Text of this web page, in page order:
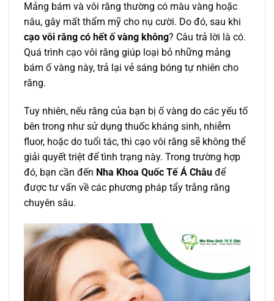
Mảng bám và vôi răng thường có màu vàng hoặc
nâu, gây mất thẩm mỹ cho nụ cười. Do đó, sau khi
cạo vôi răng có hết ố vàng không? Câu trả lời là có.
Quá trình cạo vôi răng giúp loại bỏ những mảng
bám ố vàng này, trả lại vẻ sáng bóng tự nhiên cho
răng.
Tuy nhiên, nếu răng của bạn bị ố vàng do các yếu tố
bên trong như sử dụng thuốc kháng sinh, nhiễm
fluor, hoặc do tuổi tác, thì cạo vôi răng sẽ không thể
giải quyết triệt để tình trạng này. Trong trường hợp
đó, bạn cần đến Nha Khoa Quốc Tế Á Châu để
được tư vấn về các phương pháp tẩy trắng răng
chuyên sâu.